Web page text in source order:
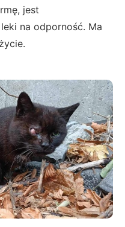
jest
na odporność. Ma